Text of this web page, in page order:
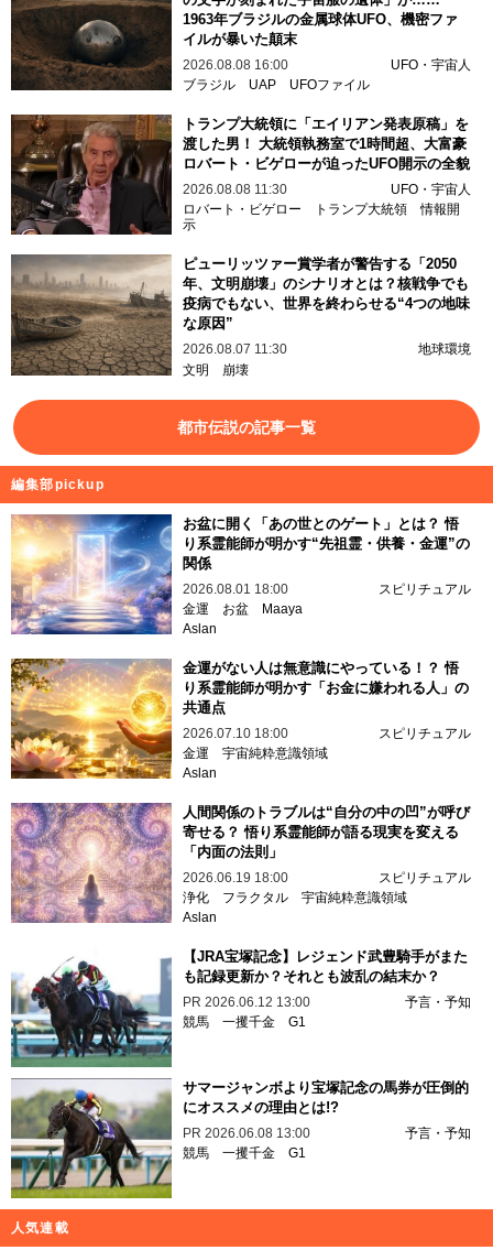
1963年ブラジルの金属球体UFO、機密ファ
イルが暴いた顛末
2026.08.08 16:00
UFO・宇宙人
ブラジル
UAP UFOファイル
トランプ大統領に「エイリアン発表原稿」を
渡した男！ 大統領執務室で1時間超、大富豪
ロバート・ビゲローが迫ったUFO開示の全貌
2026.08.08 11:30
UFO・宇宙人
ロバート・ビゲロー
トランプ大統領情報開
示
ピューリッツァー賞学者が警告する「2050
年、文明崩壊」のシナリオとは？核戦争でも
疫病でもない、世界を終わらせる“4つの地味
な原因”
2026.08.07 11:30
地球環境
文明
崩壊
都市伝説の記事一覧
編集部pickup
お盆に開く「あの世とのゲート」とは？ 悟
り系霊能師が明かす“先祖霊・供養・金運”の
関係
2026.08.01 18:00
スピリチュアル
金運
お盆
Maaya
Aslan
金運がない人は無意識にやっている！？ 悟
り系霊能師が明かす「お金に嫌われる人」の
共通点
2026.07.10 18:00
スピリチュアル
金運 宇宙純粋意識領域
Aslan
人間関係のトラブルは“自分の中の凹”が呼び
寄せる？ 悟り系霊能師が語る現実を変える
「内面の法則」
2026.06.19 18:00
スピリチュアル
浄化
フラクタル 宇宙純粋意識領域
Aslan
【JRA宝塚記念】レジェンド武豊騎手がまた
も記録更新か？それとも波乱の結末か？
PR 2026.06.12 13:00
予言・予知
競馬 一攫千金 G1
サマージャンボより宝塚記念の馬券が圧倒的
にオススメの理由とは!?
PR 2026.06.08 13:00
予言・予知
競馬 一攫千金 G1
人気連載